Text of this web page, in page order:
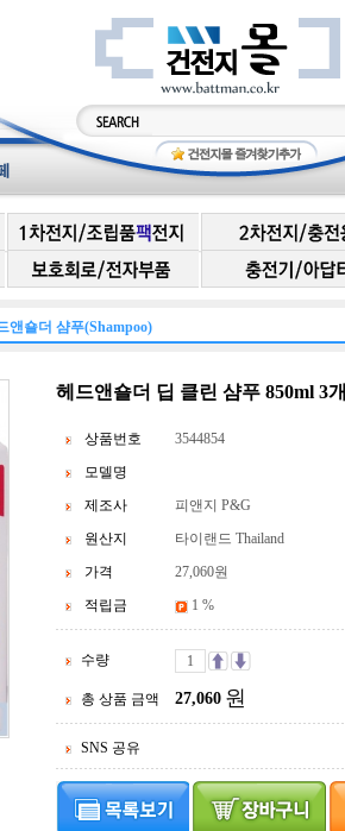
앤숄더 샴푸(Shampoo)
헤드앤숄더 딥 클린 샴푸 850ml 3개
상품번호
3544854
모델명
제조사
피앤지 P&G
원산지
타이랜드 Thailand
가격
27,060원
적립금
1 %
수량
총 상품 금액 27,060 원
SNS 공유